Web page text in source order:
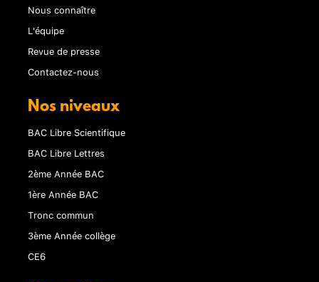
Nous connaître
L'équipe
Revue de presse
Contactez-nous
Nos niveaux
BAC Libre Scientifique
BAC Libre Lettres
2ème Année BAC
1ère Année BAC
Tronc commun
3ème Année collège
CE6